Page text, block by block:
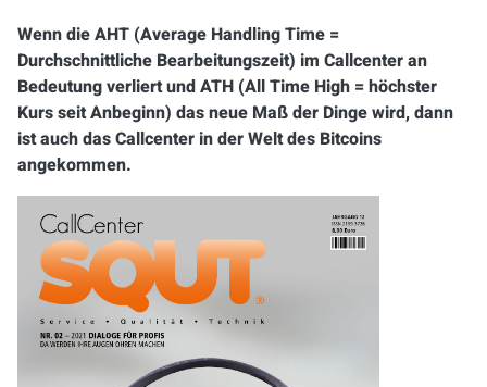
Wenn die AHT (Average Handling Time =
Durchschnittliche Bearbeitungszeit) im Callcenter an
Bedeutung verliert und ATH (All Time High = höchster
Kurs seit Anbeginn) das neue Maß der Dinge wird, dann
ist auch das Callcenter in der Welt des Bitcoins
angekommen.